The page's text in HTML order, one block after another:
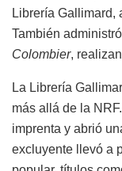
Librería Gallimard,
También
Colombier,
La Librería
más allá de la
imprenta y abrió
excluyente llevó a